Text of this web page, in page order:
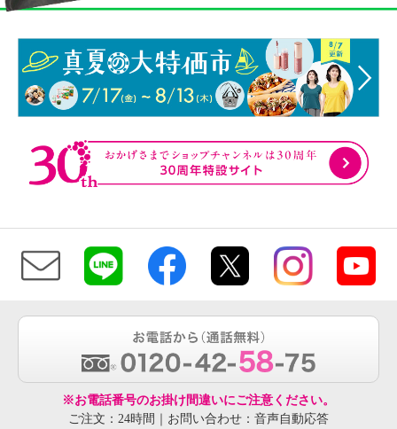
※お電話番号のお掛け間違いにご注意ください。
ご注文：24時間｜お問い合わせ：音声自動応答